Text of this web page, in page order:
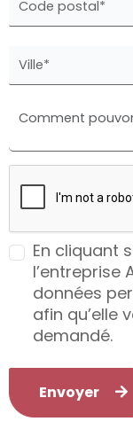
En cliquant
l’entreprise
données
afin qu’elle
demandé.
Envoyer